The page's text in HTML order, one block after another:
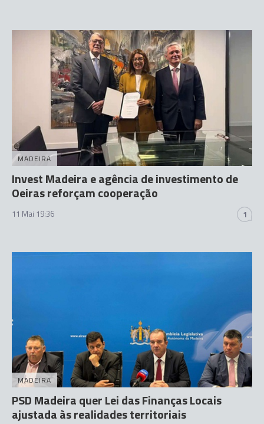
MADEIRA
Invest Madeira e agência de investimento de
Oeiras reforçam cooperação
11 Mai 19:36 1
MADEIRA
PSD Madeira quer Lei das Finanças Locais
ajustada às realidades territoriais